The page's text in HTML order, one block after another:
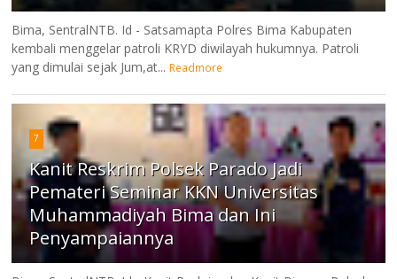
Bima, SentralNTB. Id - Satsamapta Polres Bima Kabupaten
kembali menggelar patroli KRYD diwilayah hukumnya. Patroli
yang dimulai sejak Jum,at... Readmore
7
Kanit Reskrim Polsek Parado Jadi
Pemateri Seminar KKN Universitas
Muhammadiyah Bima dan Ini
Penyampaiannya